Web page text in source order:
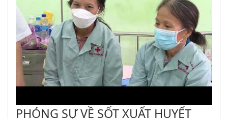
PHÓNG SỰ VỀ SỐT XUẤT HUYẾT